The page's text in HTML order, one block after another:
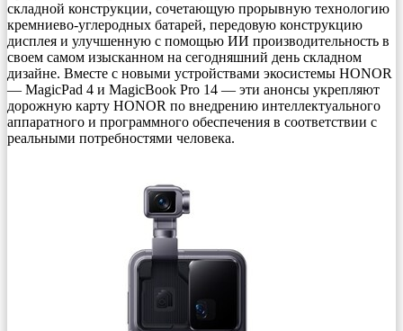
складной конструкции, сочетающую прорывную технологию
кремниево-углеродных батарей, передовую конструкцию
дисплея и улучшенную с помощью ИИ производительность в
своем самом изысканном на сегодняшний день складном
дизайне. Вместе с новыми устройствами экосистемы HONOR
— MagicPad 4 и MagicBook Pro 14 — эти анонсы укрепляют
дорожную карту HONOR по внедрению интеллектуального
аппаратного и программного обеспечения в соответствии с
реальными потребностями человека.